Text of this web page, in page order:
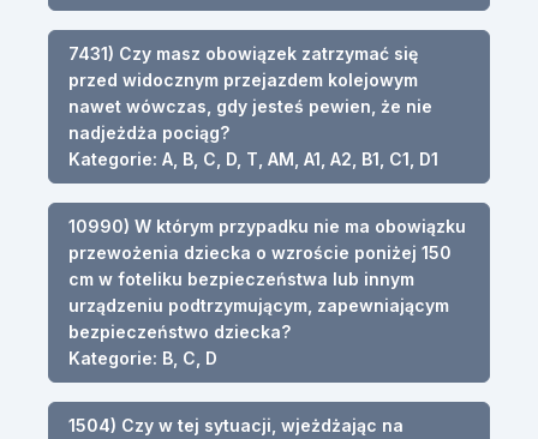
7431) Czy masz obowiązek zatrzymać się
przed widocznym przejazdem kolejowym
nawet wówczas, gdy jesteś pewien, że nie
nadjeżdża pociąg?
Kategorie: A, B, C, D, T, AM, A1, A2, B1, C1, D1
10990) W którym przypadku nie ma obowiązku
przewożenia dziecka o wzroście poniżej 150
cm w foteliku bezpieczeństwa lub innym
urządzeniu podtrzymującym, zapewniającym
bezpieczeństwo dziecka?
Kategorie: B, C, D
1504) Czy w tej sytuacji, wjeżdżając na